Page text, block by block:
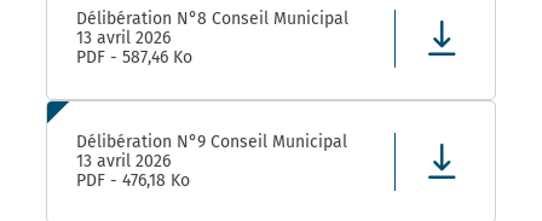
Délibération N°8 Conseil Municipal
13 avril 2026
PDF - 587,46 Ko
Délibération N°9 Conseil Municipal
13 avril 2026
PDF - 476,18 Ko